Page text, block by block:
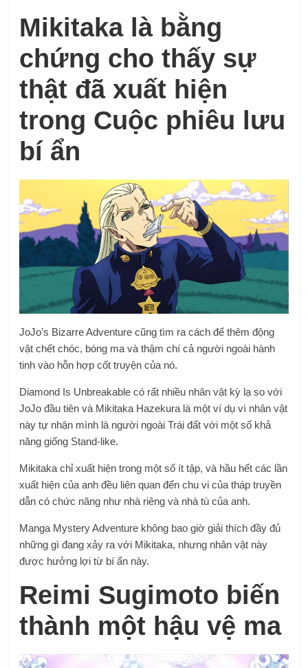
Mikitaka là bằng
chứng cho thấy sự
thật đã xuất hiện
trong Cuộc phiêu lưu
bí ẩn
JoJo’s Bizarre Adventure cũng tìm ra cách để thêm động
vật chết chóc, bóng ma và thậm chí cả người ngoài hành
tinh vào hỗn hợp cốt truyện của nó.
Diamond Is Unbreakable có rất nhiều nhân vật kỳ lạ so với
JoJo đầu tiên và Mikitaka Hazekura là một ví dụ vì nhân vật
này tự nhận mình là người ngoài Trái đất với một số khả
năng giống Stand-like.
Mikitaka chỉ xuất hiện trong một số ít tập, và hầu hết các lần
xuất hiện của anh đều liên quan đến chu vi của tháp truyền
dẫn có chức năng như nhà riêng và nhà tù của anh.
Manga Mystery Adventure không bao giờ giải thích đầy đủ
những gì đang xảy ra với Mikitaka, nhưng nhân vật này
được hưởng lợi từ bí ẩn này.
Reimi Sugimoto biến
thành một hậu vệ ma